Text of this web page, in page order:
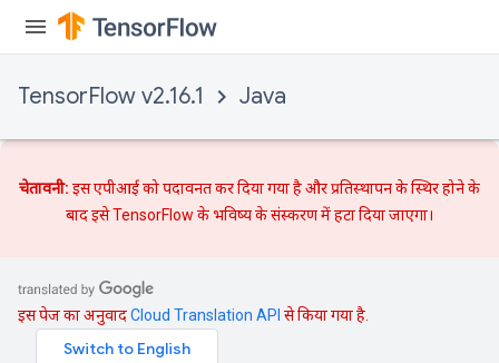
TensorFlow v2.16.1 Java
चेतावनी: इस एपीआई को पदावनत कर दिया गया है औरप्रतिस्थापनके स्थिर होने के
बाद इसे TensorFlow के भविष्य के संस्करण में हटा दिया जाएगा।
इस पेज का अनुवादCloud Translation API से किया गया है.